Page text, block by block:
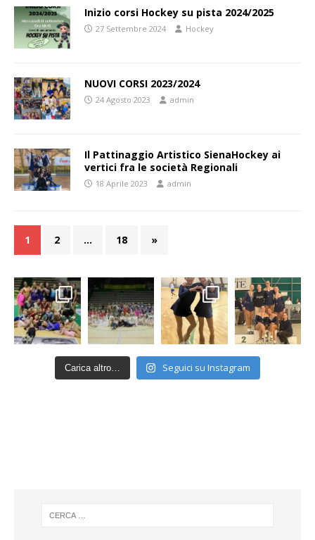
Inizio corsi Hockey su pista 2024/2025
27 Settembre 2024 Hockey
NUOVI CORSI 2023/2024
24 Agosto 2023 admin
Il Pattinaggio Artistico SienaHockey ai
vertici fra le società Regionali
18 Aprile 2023 admin
1 2 … 18 »
Carica altro… Seguici su Instagram